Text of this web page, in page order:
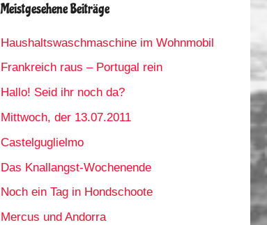
Meistgesehene Beiträge
Haushaltswaschmaschine im Wohnmobil
Frankreich raus – Portugal rein
Hallo! Seid ihr noch da?
Mittwoch, der 13.07.2011
Castelguglielmo
Das Knallangst-Wochenende
Noch ein Tag in Hondschoote
Mercus und Andorra